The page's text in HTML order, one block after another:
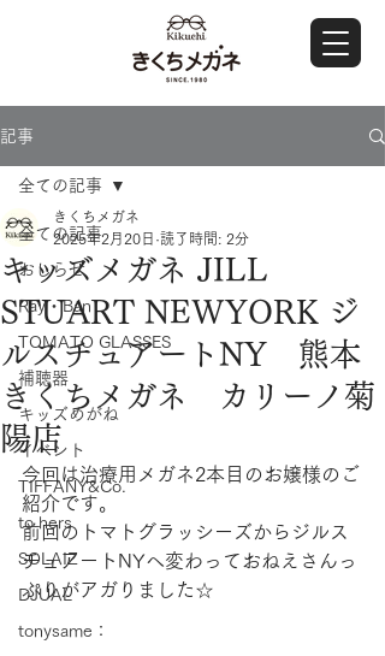
記事
全ての記事
おしらせ
Ray・Ban
TOMATO GLASSES
補聴器
キッズめがね
イベント
TIFFANY&Co.
to hers
SOLAIZ
DJUAL
tonysame：
全ての記事
キッズメガネ JILL
STUART NEWYORK ジ
ルスチュアートNY 熊本
きくちメガネ カリーノ菊
陽店
きくちメガネ
2025年2月20日 読了時間: 2分
今回は治療用メガネ2本目のお嬢様のご
紹介です。
前回のトマトグラッシーズからジルス
チュアートNYへ変わっておねえさんっ
ぷりがアガりました☆